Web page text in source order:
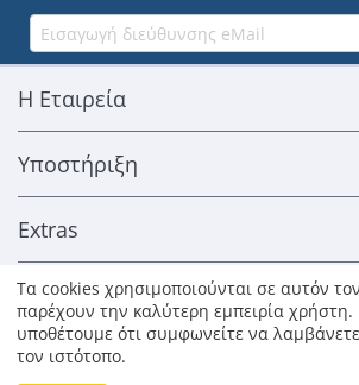
Η Εταιρεία
Υποστήριξη
Extras
Επικοινωνία
© 1996-2026 Kosmosat SA. Με επιφύλαξη
Τα cookies χρησιμοποιούνται σε αυτόν
παρέχουν την καλύτερη εμπειρία χρήστη.
υποθέτουμε ότι συμφωνείτε να
τον ιστότοπο.